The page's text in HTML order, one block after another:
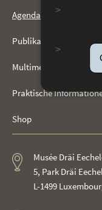
Agenda
Publikationen
Multimedia-Galerie
Praktische
Shop
Musée Dräi
5, Park Dräi
L-1499